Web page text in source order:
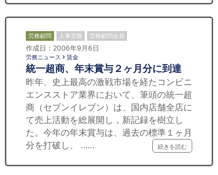
労務顧問 人事労務 労務顧問会員
作成日：2006年9月6日
労務ニュース 賃金
統一超商、年末賞与２ヶ月分に到達
昨年、史上最高の激戦市場を経たコンビニ
エンスストア業界において、筆頭の統一超
商（セブンイレブン）は、国内店舗全店に
て売上活動を総展開し，新記録を樹立し
た。今年の年末賞与は、過去の標準１ヶ月
分を打破し、 ……
続きを読む